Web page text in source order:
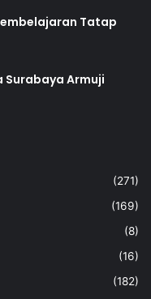
Tatap
Surabaya Armuji
(271)
(169)
(8)
(16)
(182)